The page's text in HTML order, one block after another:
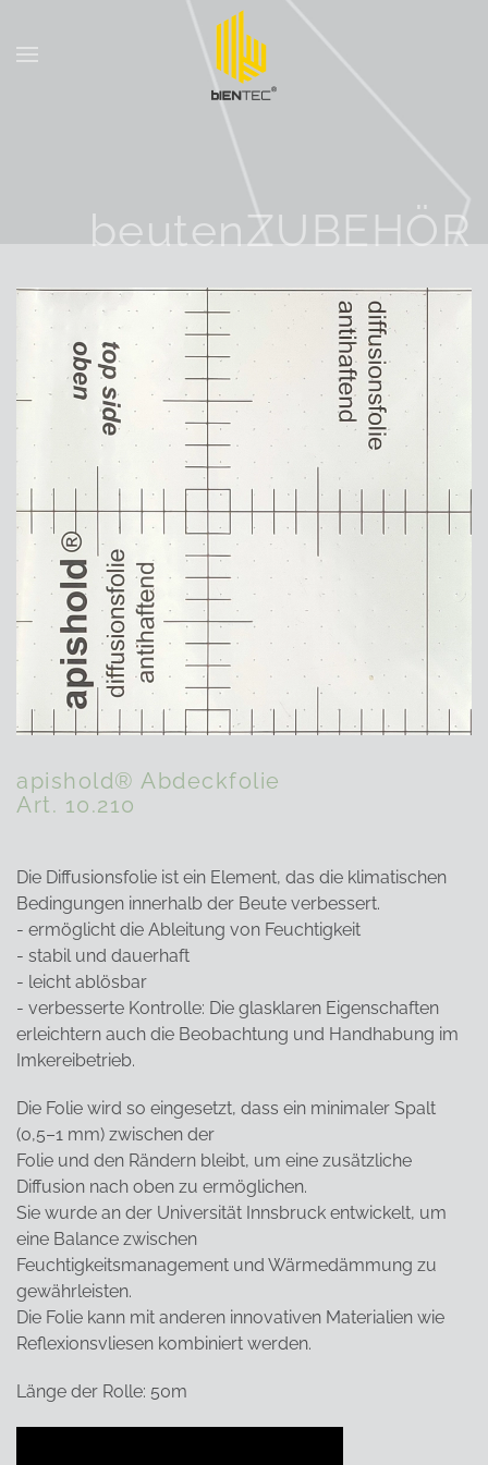
beutenZUBEHÖR
apishold® Abdeckfolie
Art. 10.210
Die Diffusionsfolie ist ein Element, das die klimatischen
Bedingungen innerhalb der Beute verbessert.
- ermöglicht die Ableitung von Feuchtigkeit
- stabil und dauerhaft
- leicht ablösbar
- verbesserte Kontrolle: Die glasklaren Eigenschaften
erleichtern auch die Beobachtung und Handhabung im
Imkereibetrieb.
Die Folie wird so eingesetzt, dass ein minimaler Spalt
(0,5–1 mm) zwischen der
Folie und den Rändern bleibt, um eine zusätzliche
Diffusion nach oben zu ermöglichen.
Sie wurde an der Universität Innsbruck entwickelt, um
eine Balance zwischen
Feuchtigkeitsmanagement und Wärmedämmung zu
gewährleisten.
Die Folie kann mit anderen innovativen Materialien wie
Reflexionsvliesen kombiniert werden.
Länge der Rolle: 50m